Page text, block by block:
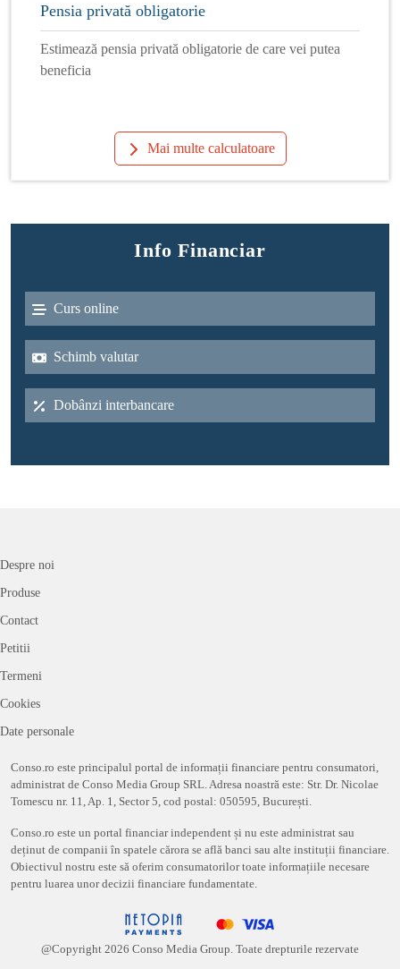
Pensia privată obligatorie
Estimează pensia privată obligatorie de care vei putea
beneficia
Mai multe calculatoare
Info Financiar
Curs online
Schimb valutar
Dobânzi interbancare
Despre noi
Produse
Contact
Petitii
Termeni
Cookies
Date personale
Conso.ro este principalul portal de informații financiare pentru consumatori,
administrat de Conso Media Group SRL. Adresa noastră este: Str. Dr. Nicolae
Tomescu nr. 11, Ap. 1, Sector 5, cod postal: 050595, București.
Conso.ro este un portal financiar independent și nu este administrat sau
deținut de companii în spatele cărora se află banci sau alte instituții financiare.
Obiectivul nostru este să oferim consumatorilor toate informațiile necesare
pentru luarea unor decizii financiare fundamentate.
@Copyright 2026 Conso Media Group. Toate drepturile rezervate